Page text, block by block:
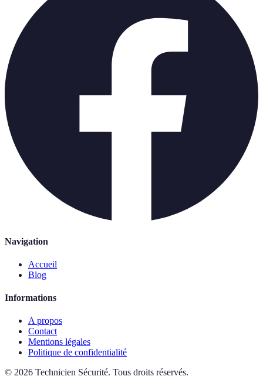
Navigation
Accueil
Blog
Informations
A propos
Contact
Mentions légales
Politique de confidentialité
© 2026 Technicien Sécurité. Tous droits réservés.